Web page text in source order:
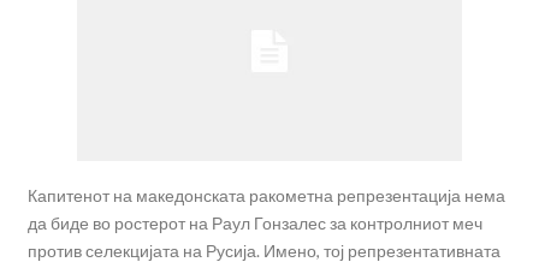
Капитенот на македонската ракометна репрезентација нема
да биде во ростерот на Раул Гонзалес за контролниот меч
против селекцијата на Русија. Имено, тој репрезентативната